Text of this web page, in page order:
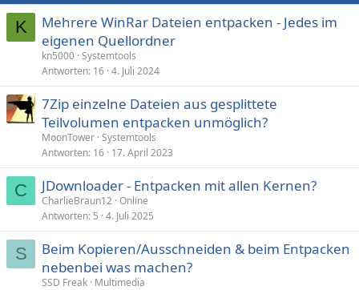
K
Mehrere WinRar Dateien entpacken - Jedes im
eigenen Quellordner
kn5000 Systemtools
Antworten 16 4. Juli 2024
7Zip einzelne Dateien aus gesplittete
Teilvolumen entpacken unmöglich?
MoonTower Systemtools
Antworten 16 17. April 2023
C JDownloader - Entpacken mit allen Kernen?
CharlieBraun12 Online
Antworten 5 4. Juli 2025
S
Beim Kopieren/Ausschneiden & beim Entpacken
nebenbei was machen?
SSD Freak Multimedia